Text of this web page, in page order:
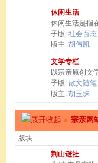
休闲生活
休闲生活是指
子版: 社会百态
版主: 胡伟凯
文学专栏
以宗亲原创文
子版: 散文随笔
版主: 胡玉珠
» 宗亲网
版块
荆山谜社